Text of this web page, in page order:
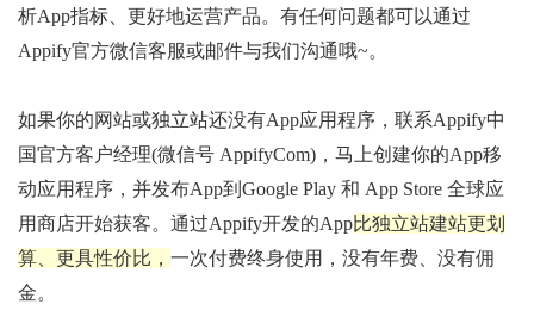
析App指标、更好地运营产品。有任何问题都可以通过
Appify官方微信客服或邮件与我们沟通哦~。
如果你的网站或独立站还没有App应用程序，联系Appify中
国官方客户经理(微信号 AppifyCom) ，马上创建你的App移
动应用程序，并发布App到Google Play 和 App Store 全球应
用商店开始获客。通过Appify开发的App比独立站建站更划
算、更具性价比， 一次付费终身使用，没有年费、没有佣
金。